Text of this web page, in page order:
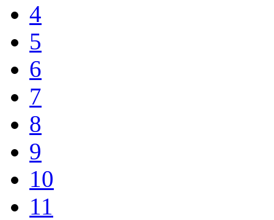
4
5
6
7
8
9
10
11